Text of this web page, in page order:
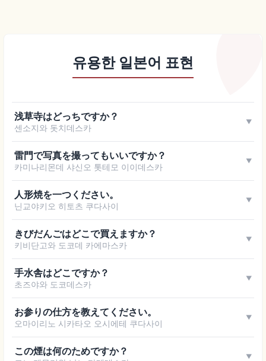
유용한 일본어 표현
浅草寺はどっちですか？
센소지와 돗치데스카
▼
雷門で写真を撮ってもいいですか？
카미나리몬데 샤신오 톳테모 이이데스카
▼
人形焼を一つください。
닌교야키오 히토츠 쿠다사이
▼
きびだんごはどこで買えますか？
키비단고와 도코데 카에마스카
▼
手水舎はどこですか？
초즈야와 도코데스카
▼
お参りの仕方を教えてください。
오마이리노 시카타오 오시에테 쿠다사이
▼
この煙は何のためですか？ ▼